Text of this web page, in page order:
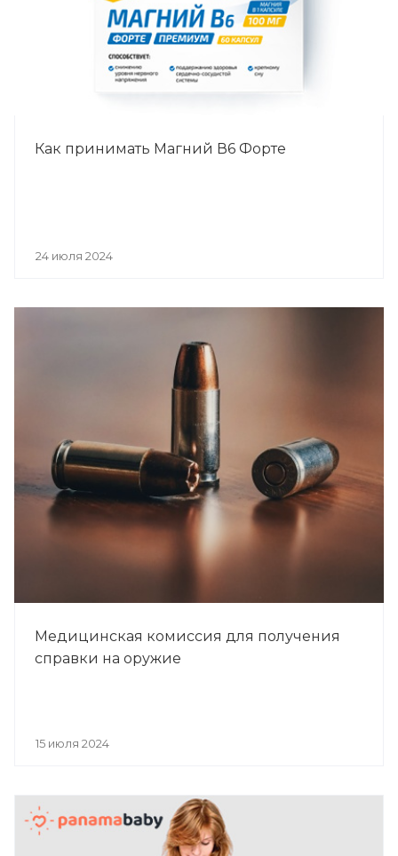
Как принимать Магний В6 Форте
24 июля 2024
Медицинская комиссия для получения
справки на оружие
15 июля 2024